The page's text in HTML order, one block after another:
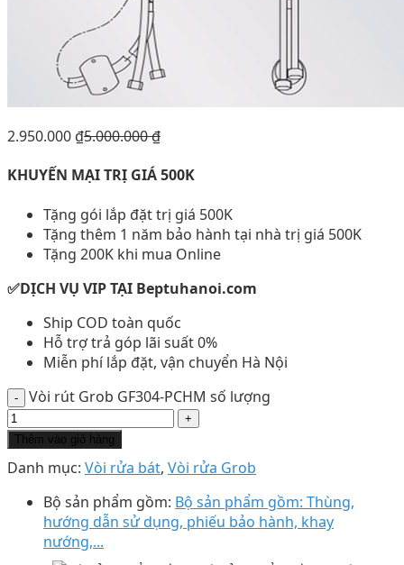
2.950.000 ₫5.000.000₫
KHUYẾN MẠI TRỊ GIÁ 500K
Tặng gói lắp đặt trị giá 500K
Tặng thêm 1 năm bảo hành tại nhà trị giá 500K
Tặng 200K khi mua Online
✅DỊCH VỤ VIP TẠI Beptuhanoi.com
Ship COD toàn quốc
Hỗ trợ trả góp lãi suất 0%
Miễn phí lắp đặt, vận chuyển Hà Nội
Vòi rút Grob GF304-PCHM số lượng
Thêm vào giỏ hàng
Danh mục: Vòi rửa bát, Vòi rửa Grob
Bộ sản phẩm gồm: Bộ sản phẩm gồm: Thùng,
hướng dẫn sử dụng, phiếu bảo hành, khay
nướng,...